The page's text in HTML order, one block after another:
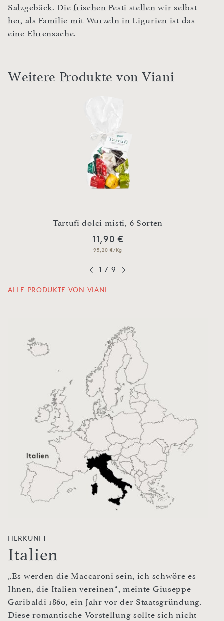
Salzgebäck. Die frischen Pesti stellen wir selbst
her, als Familie mit Wurzeln in Ligurien ist das
eine Ehrensache.
Weitere Produkte von Viani
Tartufi dolci misti, 6 Sorten
11,90 €
95,20 €/Kg
1 / 9
ALLE PRODUKTE VON VIANI
HERKUNFT
Italien
„Es werden die Maccaroni sein, ich schwöre es
Ihnen, die Italien vereinen“, meinte Giuseppe
Garibaldi 1860, ein Jahr vor der Staatsgründung.
Diese romantische Vorstellung sollte sich nicht